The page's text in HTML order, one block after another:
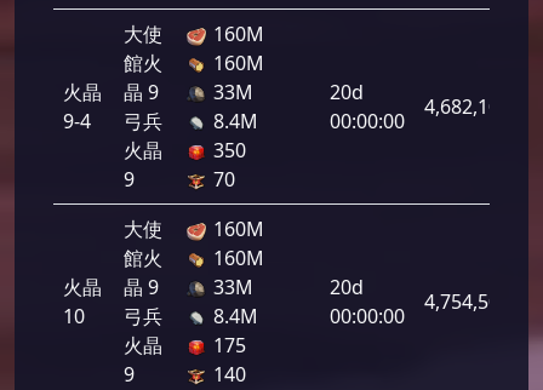
火晶
9-4
大使
館火
晶 9
弓兵
火晶
9
160M
160M
33M
8.4M
350
70
20d
00:00:00
4,682,100
火晶
10
大使
館火
晶 9
弓兵
火晶
9
160M
160M
33M
8.4M
175
140
20d
00:00:00
4,754,500